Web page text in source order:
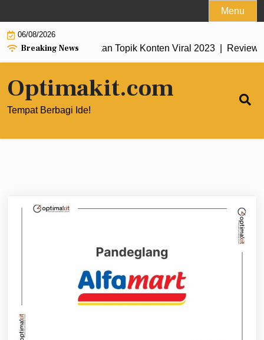
to
content
Menu
06/08/2026
Breaking News
untuk Menemukan Topik Konten Viral 2023 |Review
Optimakit.com
Tempat Berbagi Ide!